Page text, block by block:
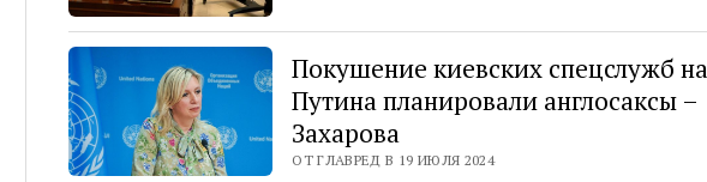
Покушение киевских спецслужб на
Путина планировали англосаксы –
Захарова
ОТ ГЛАВРЕД В 19 ИЮЛЯ 2024